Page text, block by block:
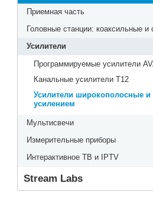
Приемная часть
Головные станции: коаксильные и
Усилители
Программируемые усилители
Канальные усилители Т12
Усилители широкополосные
усилением
Мультисвечи
Измерительные приборы
Интерактивное ТВ и IPTV
Stream Labs